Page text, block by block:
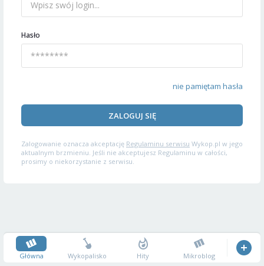
Hasło
nie pamiętam hasła
ZALOGUJ SIĘ
Zalogowanie oznacza akceptację Regulaminu serwisu Wykop.pl w jego
aktualnym brzmieniu. Jeśli nie akceptujesz Regulaminu w całości,
prosimy o niekorzystanie z serwisu.
Główna Wykopalisko Hity Mikroblog